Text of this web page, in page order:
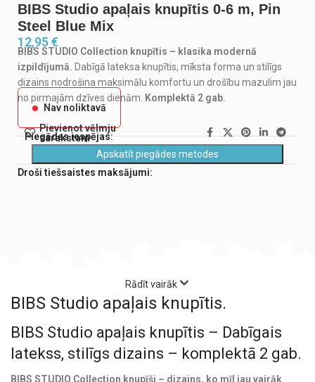
BIBS Studio apaļais knupītis 0-6 m, Pin
Steel Blue Mix
12,95€
BIBS STUDIO Collection knupītis – klasika modernā
izpildījumā. Dabīgā lateksa knupītis, mīksta forma un stilīgs
dizains nodrošina maksimālu komfortu un drošību mazulim jau
no pirmajām dzīves dienām. Komplektā 2 gab.
Nav noliktavā
Pievienot vēlmju
sarakstam
Piegādes iespējas:
Apskatīt piegādes metodes
Droši tiešsaistes maksājumi:
BIBS Studio apaļais knupītis.
BIBS Studio apaļais knupītis – Dabīgais
latekss, stilīgs dizains – komplektā 2 gab.
BIBS STUDIO Collection knupīši – dizains, ko mīl jau vairāk
Rādīt vairāk